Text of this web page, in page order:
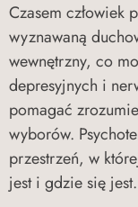
Czasem człowiek
wyznawaną
wewnętrzny, co
depresyjnych i
pomagać
wyborów.
przestrzeń, w
jest i gdzie się jest.